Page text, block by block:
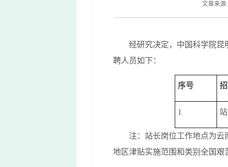
文章来
经研究决定，中国科学院昆
聘人员如下：
序号
1
注：站长岗位工作地点为
地区津贴实施范围和类别全国艰